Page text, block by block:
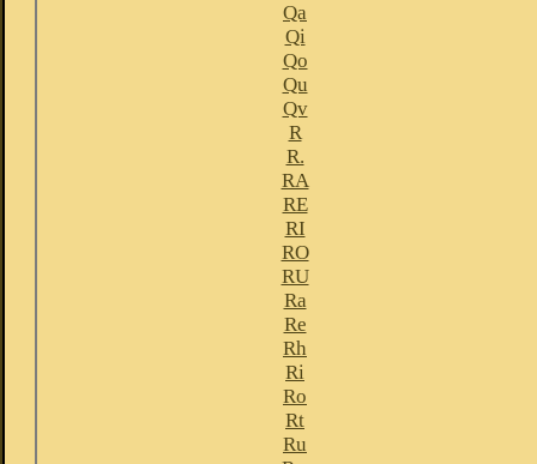
Qa
Qi
Qo
Qu
Qv
R
R.
RA
RE
RI
RO
RU
Ra
Re
Rh
Ri
Ro
Rt
Ru